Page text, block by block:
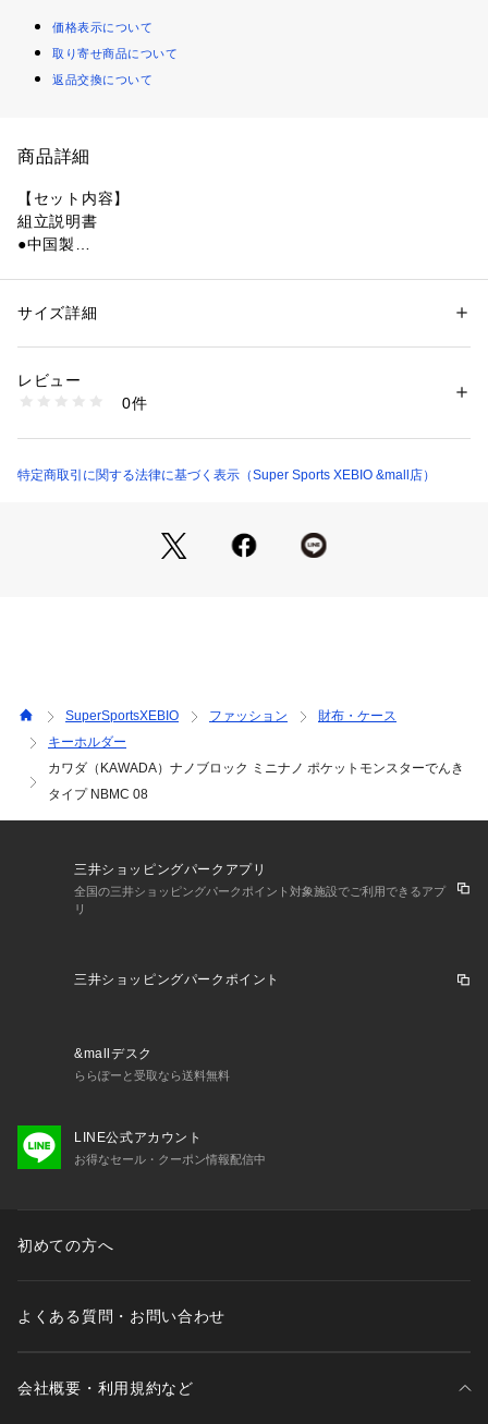
価格表示について
取り寄せ商品について
返品交換について
商品詳細
【セット内容】
組立説明書
●中国製
●完成サイズ:W28×H36×D32mm(参考:ピカチュウ)
ナノブロックは2008年に日本で生まれた超ミニサイズブロッ
クです。作って、飾って、集めて楽しい。ひとつの極小ピース
・ピカチュウ・コイル・ロトム・モココ・デンヂムシ・ライチ
※小さな部品が含まれますので、3歳未満のお子さまには与え
※ブラウザやお使いのモニター環境により、掲載画像と実際の
商品の色味が若干異なる場合があります。
※掲載の価格・製品のパッケージ・デザイン・仕様について、
予告なく変更することがあります。あらかじめご了承くださ
ョン インテリア グッズ 子供 キッズ 男の子 女の子 大人 プレ
ゼント ギフト 贈り物 xmas2025_ssx_kids_character schoolj
性別：レディース
商品番号：
10861159101 （ショップ）
サイズ詳細
レビュー
0件
特定商取引に関する法律に基づく表示（Super Sports XEBIO &mall店）
SuperSportsXEBIO ファッション
財布・ケース
キーホルダー
カワダ（KAWADA）ナノブロック ミニナノ ポケットモンスターでんき
タイプ NBMC 08
三井ショッピングパークアプリ
全国の三井ショッピングパークポイント対象施設でご利用できるアプ
リ
三井ショッピングパークポイント
&mallデスク
ららぽーと受取なら送料無料
LINE公式アカウント
お得なセール・クーポン情報配信中
初めての方へ
よくある質問・お問い合わせ
会社概要・利用規約など